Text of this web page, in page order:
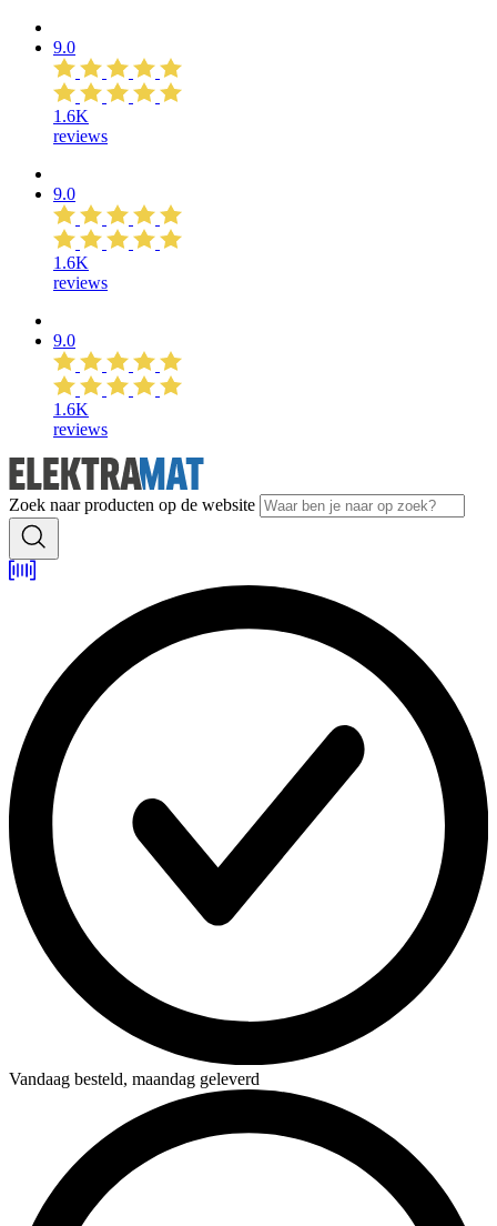
9.0
1.6K
reviews
9.0
1.6K
reviews
9.0
1.6K
reviews
Zoek naar producten op de website
Vandaag besteld, maandag geleverd